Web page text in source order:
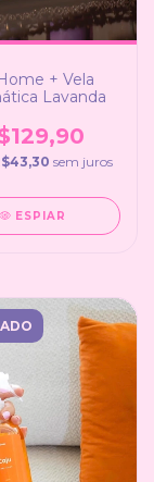
+ Vela
Lavanda
sem juros
ESPIAR